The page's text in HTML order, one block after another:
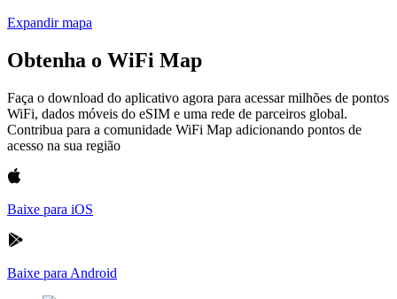
Expandir mapa
Obtenha o WiFi Map
Faça o download do aplicativo agora para acessar milhões de pontos
WiFi, dados móveis do eSIM e uma rede de parceiros global.
Contribua para a comunidade WiFi Map adicionando pontos de
acesso na sua região
Baixe para iOS
Baixe para Android